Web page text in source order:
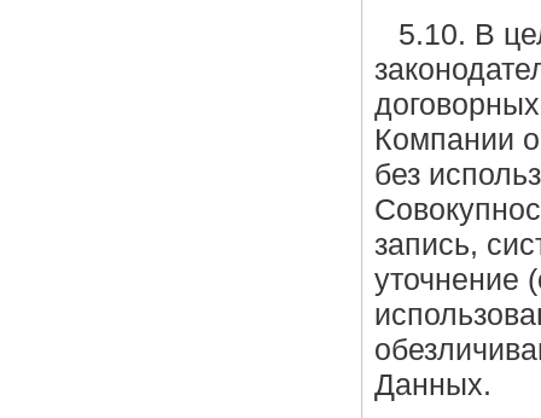
5.10. В
Компании
без
запись,
уточнение
Данных.